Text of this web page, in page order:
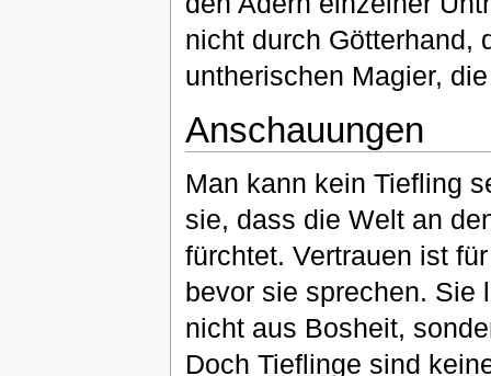
nicht durch Götterhand,
untherischen Magier,
Anschauungen
Man kann kein Tiefling
sie, dass die Welt an
fürchtet. Vertrauen ist
bevor sie sprechen. Sie
nicht aus Bosheit,
Doch Tieflinge sind